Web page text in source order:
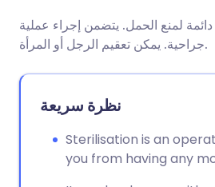
عبر فيسبوك
عبر لينكد إن
مشاركة عبر واتساب
🇪🇸 Español
🇮🇹 Italiano
🇸🇦 عربي
لمنع الحمل. يتضمن إجراء عملية
جراحية. يمكن تعقيم الرجل أو المرأة.
نظرة سريعة
Sterilisation is an
you from having any